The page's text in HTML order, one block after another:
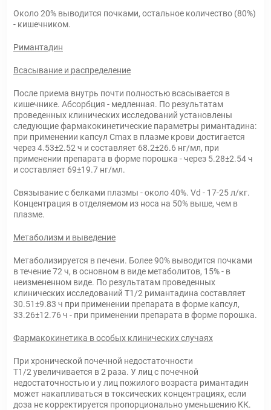
Около 20% выводится почками, остальное количество (80%)
- кишечником.
Римантадин
Всасывание и распределение
После приема внутрь почти полностью всасывается в
кишечнике. Абсорбция - медленная. По результатам
проведенных клинических исследований установлены
следующие фармакокинетические параметры римантадина:
при применении капсул Cmax в плазме крови достигается
через 4.53±2.52 ч и составляет 68.2±26.6 нг/мл, при
применении препарата в форме порошка - через 5.28±2.54 ч
и составляет 69±19.7 нг/мл.
Связывание с белками плазмы - около 40%. Vd - 17-25 л/кг.
Концентрация в отделяемом из носа на 50% выше, чем в
плазме.
Метаболизм и выведение
Метаболизируется в печени. Более 90% выводится почками
в течение 72 ч, в основном в виде метаболитов, 15% - в
неизмененном виде. По результатам проведенных
клинических исследований T1/2 римантадина составляет
30.51±9.83 ч при применении препарата в форме капсул,
33.26±12.76 ч - при применении препарата в форме порошка.
Фармакокинетика в особых клинических случаях
При хронической почечной недостаточности
T1/2 увеличивается в 2 раза. У лиц с почечной
недостаточностью и у лиц пожилого возраста римантадин
может накапливаться в токсических концентрациях, если
доза не корректируется пропорционально уменьшению КК.